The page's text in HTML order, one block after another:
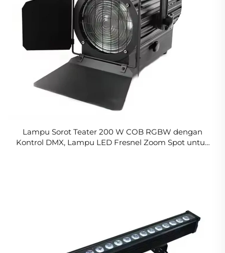
Lampu Sorot Teater 200 W COB RGBW dengan
Kontrol DMX, Lampu LED Fresnel Zoom Spot untuk